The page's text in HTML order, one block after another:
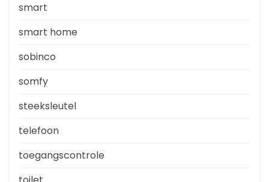
smart
smart home
sobinco
somfy
steeksleutel
telefoon
toegangscontrole